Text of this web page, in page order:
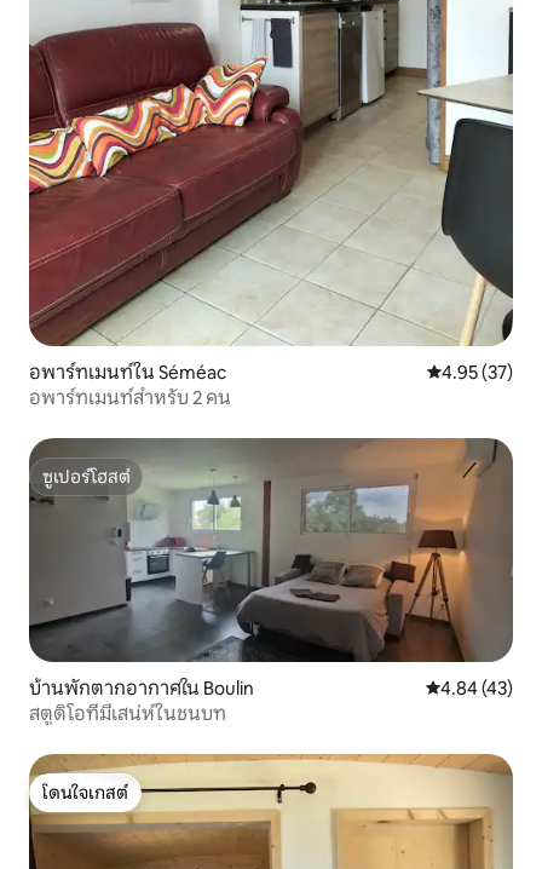
อพาร์ทเมนท์ใน Séméac คะแนนเฉลี่ย
4.95 (37)
อพาร์ทเมนท์สำหรับ 2 คน
ซูเปอร์โฮสต์
ซูเปอร์โฮสต์
บ้านพักตากอากาศใน Boulin คะแนนเฉลี่ย
4.84 (43)
สตูดิโอที่มีเสน่ห์ในชนบท
โดนใจเกสต์
โดนใจเกสต์